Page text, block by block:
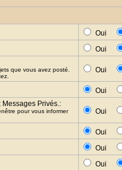
Oui
Oui
que vous avez posté.
Oui
Oui
Privés.:
pour vous informer
Oui
Oui
Oui
Oui